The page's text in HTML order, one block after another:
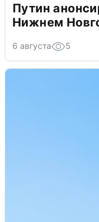
Путин
Нижнем
6 августа 5